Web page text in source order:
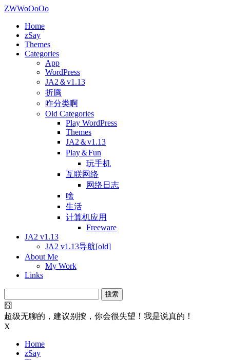
ZWWoOoOo
Home
zSay
Themes
Categories
App
WordPress
JA2＆v1.13
折腾
咋分类啊
Old Categories
Play WordPress
Themes
JA2＆v1.13
Play＆Fun
玩手机
互联网络
网络日志
啥
生活
计算机应用
Freeware
JA2 v1.13
JA2 v1.13导航[old]
About Me
My Work
Links
索：
囧
超级无聊的，建议别按，你会很失望！我是说真的！
X
Home
zSay